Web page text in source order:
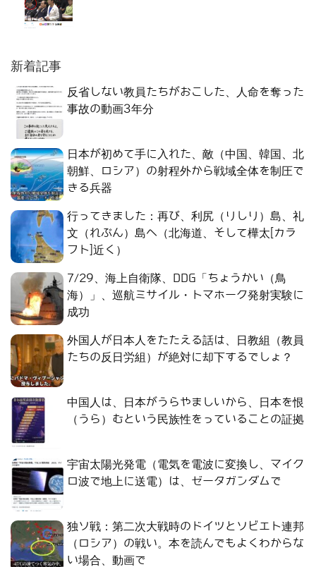
新着記事
反省しない教員たちがおこした、人命を奪った
事故の動画3年分
日本が初めて手に入れた、敵（中国、韓国、北
朝鮮、ロシア）の射程外から戦域全体を制圧で
きる兵器
行ってきました：再び、利尻（りしり）島、礼
文（れぶん）島へ（北海道、そして樺太[カラ
フト]近く）
7/29、海上自衛隊、DDG「ちょうかい（鳥
海）」、巡航ミサイル・トマホーク発射実験に
成功
外国人が日本人をたたえる話は、日教組（教員
たちの反日労組）が絶対に却下するでしょ？
中国人は、日本がうらやましいから、日本を恨
（うら）むという民族性をっていることの証拠
宇宙太陽光発電（電気を電波に変換し、マイク
ロ波で地上に送電）は、ゼータガンダムで
独ソ戦：第二次大戦時のドイツとソビエト連邦
（ロシア）の戦い。本を読んでもよくわからな
い場合、動画で